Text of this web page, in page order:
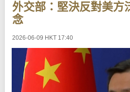
外交部：堅決反對美方
念
2026-06-09 HKT 17:40